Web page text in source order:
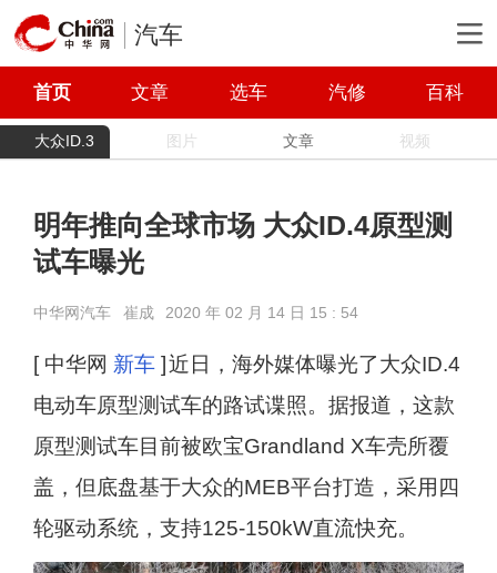
汽车
首页 文章 选车 汽修 百科
大众ID.3 图片 文章 视频
明年推向全球市场 大众ID.4原型测
试车曝光
中华网汽车 崔成 2020 年 02 月 14 日 15 : 54
[ 中华网 新车] 近日，海外媒体曝光了大众ID.4
电动车原型测试车的路试谍照。据报道，这款
原型测试车目前被欧宝Grandland X车壳所覆
盖，但底盘基于大众的MEB平台打造，采用四
轮驱动系统，支持125-150kW直流快充。